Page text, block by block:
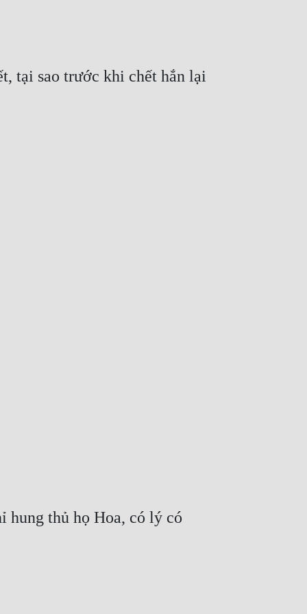
tại sao trước khi chết hắn lại
hung thủ họ Hoa, có lý có